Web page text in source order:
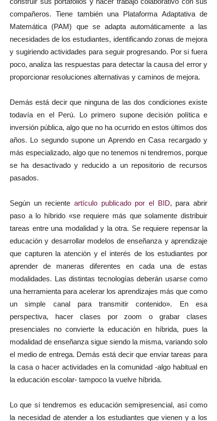
compañeros. Tiene también una Plataforma Adaptativa de
Matemática (PAM) que se adapta automáticamente a las
necesidades de los estudiantes, identificando zonas de mejora
y sugiriendo actividades para seguir progresando. Por si fuera
poco, analiza las respuestas para detectar la causa del error y
proporcionar resoluciones alternativas y caminos de mejora.
Demás está decir que ninguna de las dos condiciones existe
todavía en el Perú. Lo primero supone decisión política e
inversión pública, algo que no ha ocurrido en estos últimos dos
años. Lo segundo supone un Aprendo en Casa recargado y
más especializado, algo que no tenemos ni tendremos, porque
se ha desactivado y reducido a un repositorio de recursos
pasados.
Según un reciente artículo publicado por el BID, para abrir
paso a lo híbrido «se requiere más que solamente distribuir
tareas entre una modalidad y la otra. Se requiere repensar la
educación y desarrollar modelos de enseñanza y aprendizaje
que capturen la atención y el interés de los estudiantes por
aprender de maneras diferentes en cada una de estas
modalidades. Las distintas tecnologías deberán usarse como
una herramienta para acelerar los aprendizajes más que como
un simple canal para transmitir contenido». En esa
perspectiva, hacer clases por zoom o grabar clases
presenciales no convierte la educación en híbrida, pues la
modalidad de enseñanza sigue siendo la misma, variando solo
el medio de entrega. Demás está decir que enviar tareas para
la casa o hacer actividades en la comunidad -algo habitual en
la educación escolar- tampoco la vuelve híbrida.
Lo que sí tendremos es educación semipresencial, así como
la necesidad de atender a los estudiantes que vienen y a los